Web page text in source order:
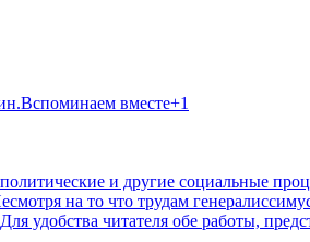
вместе+1
и другие социальные
на то что трудам
удобства читателя обе работы,